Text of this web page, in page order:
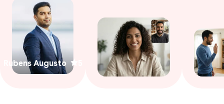
Rubens Augusto